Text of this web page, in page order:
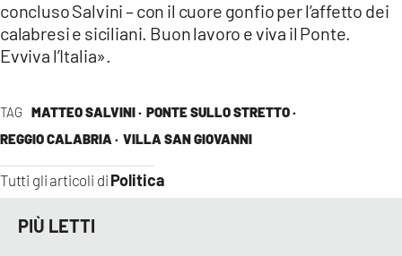
TAG MATTEO SALVINI · PONTE SULLO STRETTO ·
REGGIO CALABRIA · VILLA SAN GIOVANNI
Tutti gli articoli di Politica
concluso Salvini – con il cuore gonfio per l’affetto dei
calabresi e siciliani. Buon lavoro e viva il Ponte.
Evviva l’Italia».
PIÙ LETTI